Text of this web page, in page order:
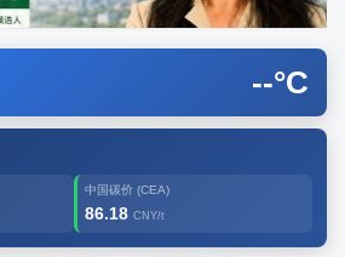
--°C
中国碳价 (CEA)
86.18 CNY/t